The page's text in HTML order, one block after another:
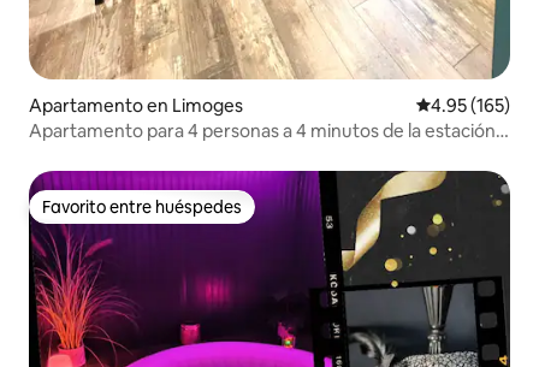
Apartamento en Limoges Calificación
4.95 (165)
Apartamento para 4 personas a 4 minutos de la estación
Favorito entre huéspedes
Favorito entre huéspedes